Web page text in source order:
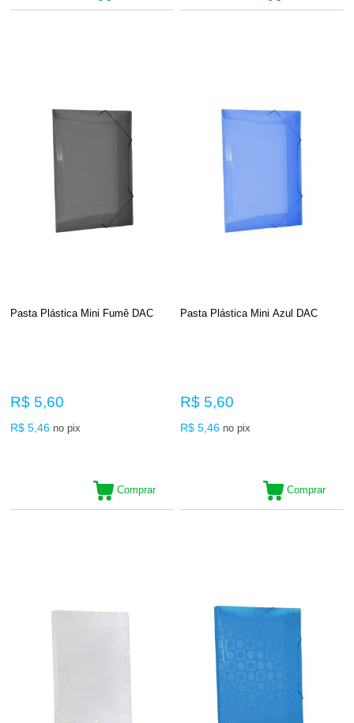
Pasta Plástica Mini Fumê DAC
R$ 5,60
R$ 5,46 no pix
Comprar
Pasta Plástica Mini Azul DAC
R$ 5,60
R$ 5,46 no pix
Comprar